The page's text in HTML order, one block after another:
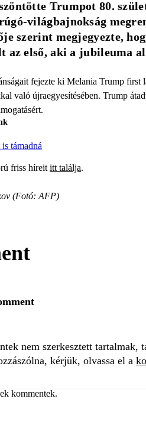
Trumpot 80.
világbajnokság
szerint megjegyezte,
az első, aki a jubileuma
fejezte ki Melania Trump first
való újraegyesítésében. Trump
támadná
friss híreit itt találja.
(Fotó: AFP)
nem szerkesztett
kérjük, olvassa el a
kommentek.